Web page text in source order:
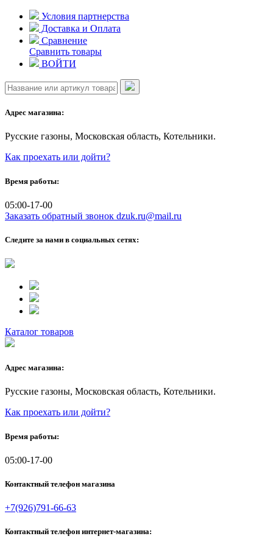
Skip
content
Условия партнерства
Доставка и Оплата
Сравнение
Сравнить товары
ВОЙТИ
Адрес магазина:
Русские газоны, Московская область, Котельники.
Как проехать или дойти?
Время работы:
05:00-17-00
Заказать обратный звонок dzuk.ru@mail.ru
Следите за нами в социальных сетях:
Каталог товаров
Адрес магазина:
Русские газоны, Московская область, Котельники.
Как проехать или дойти?
Время работы:
05:00-17-00
Контактный телефон магазина
+7(926)791-66-63
Контактный телефон интернет-магазина: